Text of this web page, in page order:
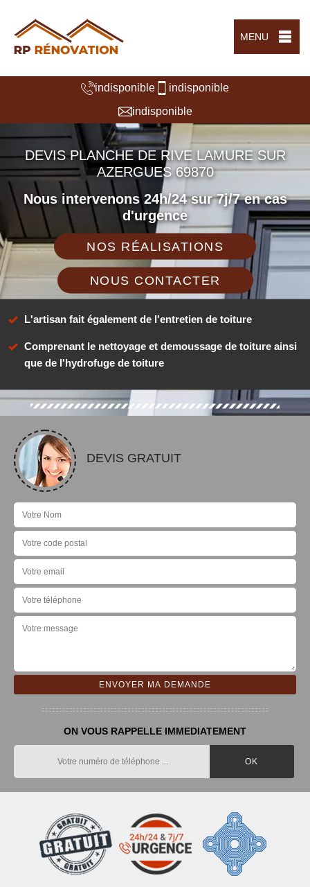
MENU
indisponible
indisponible
indisponible
DEVIS PLANCHE DE RIVE LAMURE SUR
AZERGUES 69870
Nous intervenons 24h/24 sur 7j/7 en cas
d'urgence
NOS RÉALISATIONS
NOUS CONTACTER
L'artisan fait également de l'entretien de toiture
Comprenant le nettoyage et demoussage de toiture ainsi
que de l'hydrofuge de toiture
DEVIS GRATUIT
ON VOUS RAPPELLE IMMEDIATEMENT